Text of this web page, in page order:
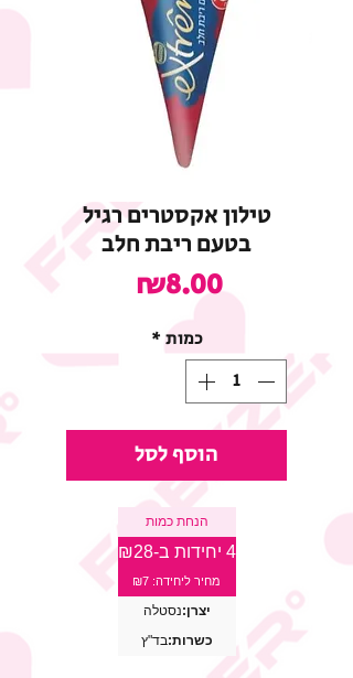
טילון אקסטרים רגיל
בטעם ריבת חלב
₪8.00
כמות *
הוסף לסל
הנחת כמות
4 יחידות ב-₪28
מחיר ליחידה: ₪7
יצרן:נסטלה
כשרות:בד"ץ